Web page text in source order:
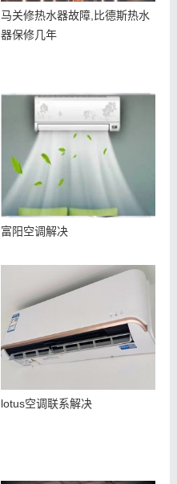
马关修热水器故障,比德斯热水
器保修几年
富阳空调解决
lotus空调联系解决